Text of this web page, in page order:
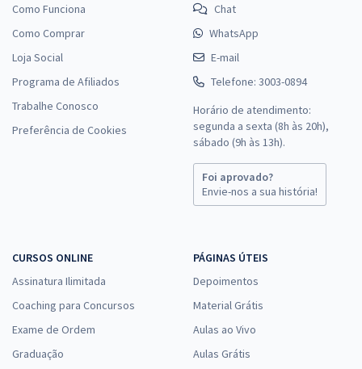
Como Funciona
Como Comprar
Loja Social
Programa de Afiliados
Trabalhe Conosco
Preferência de Cookies
Chat
WhatsApp
E-mail
Telefone: 3003-0894
Horário de atendimento:
segunda a sexta (8h às 20h),
sábado (9h às 13h).
Foi aprovado?
Envie-nos a sua história!
CURSOS ONLINE
Assinatura Ilimitada
Coaching para Concursos
Exame de Ordem
Graduação
PÁGINAS ÚTEIS
Depoimentos
Material Grátis
Aulas ao Vivo
Aulas Grátis